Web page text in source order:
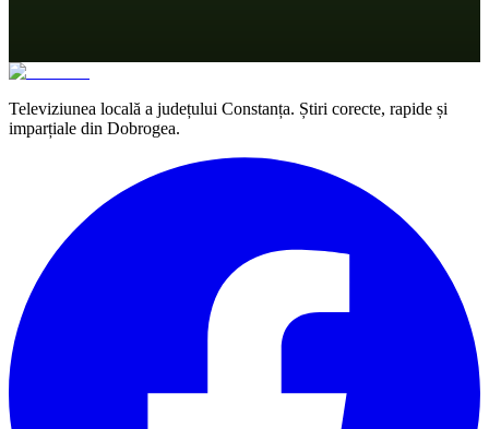
Televiziunea locală a județului Constanța. Știri corecte, rapide și
imparțiale din Dobrogea.